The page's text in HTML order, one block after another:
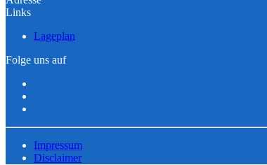
Links
Lageplan
Folge uns auf
Impressum
Disclaimer